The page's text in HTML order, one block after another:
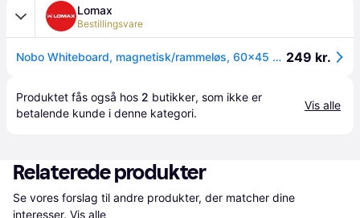
Lomax
Bestillingsvare
Nobo Whiteboard, magnetisk/rammeløs, 60x45 cm 249 kr.
Produktet fås også hos 2 butikker, som ikke er
betalende kunde i denne kategori.
Vis alle
Relaterede produkter
Se vores forslag til andre produkter, der matcher dine
interesser. Vis alle